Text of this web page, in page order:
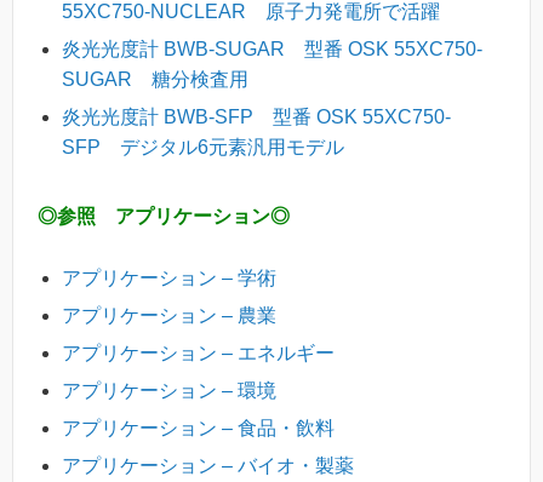
55XC750-NUCLEAR 原子力発電所で活躍
炎光光度計 BWB-SUGAR 型番 OSK 55XC750-
SUGAR 糖分検査用
炎光光度計 BWB-SFP 型番 OSK 55XC750-
SFP デジタル6元素汎用モデル
◎参照 アプリケーション◎
アプリケーション – 学術
アプリケーション – 農業
アプリケーション – エネルギー
アプリケーション – 環境
アプリケーション – 食品・飲料
アプリケーション – バイオ・製薬